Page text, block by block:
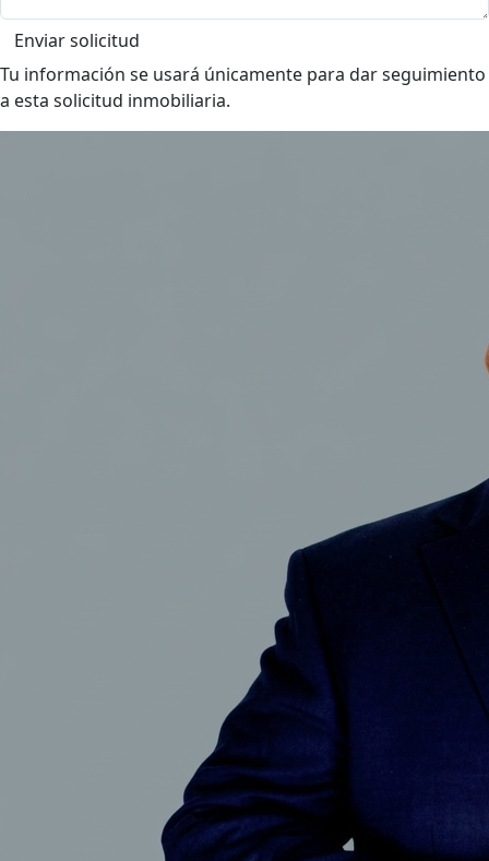
Enviar solicitud
Tu información se usará únicamente para dar seguimiento
a esta solicitud inmobiliaria.